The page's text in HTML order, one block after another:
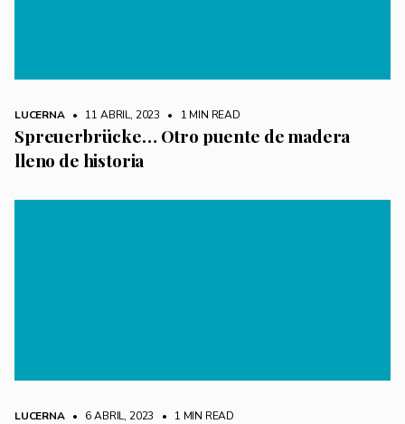
LUCERNA • 11 ABRIL, 2023 • 1 MIN READ
Spreuerbrücke… Otro puente de madera
lleno de historia
LUCERNA • 6 ABRIL, 2023 • 1 MIN READ